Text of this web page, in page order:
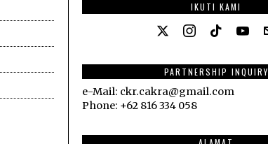
IKUTI KAMI
PARTNERSHIP INQUIRY
e-Mail: ckr.cakra@gmail.com
Phone: +62 816 334 058